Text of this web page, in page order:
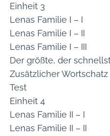
Einheit 3
Lenas Familie I – I
Lenas Familie I – II
Lenas Familie I – III
Der größte, der
Zusätzlicher Wortschatz
Test
Einheit 4
Lenas Familie II – I
Lenas Familie II – II